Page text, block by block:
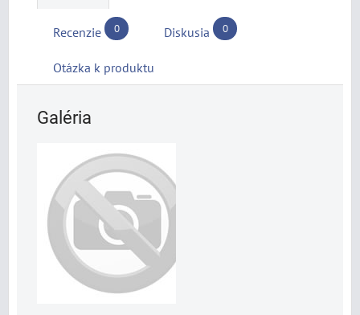
Recenzie 0 Diskusia 0
Otázka k produktu
Galéria